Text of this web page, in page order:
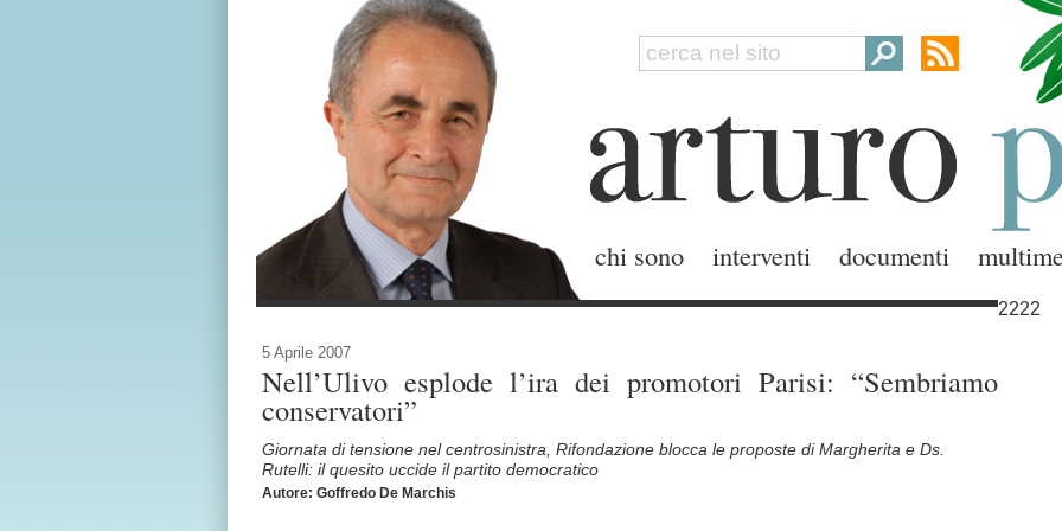
chi sono interventi documenti
2222
5 Aprile 2007
Nell’Ulivo esplode l’ira dei promotori Parisi: “Sembriamo
conservatori”
Giornata di tensione nel centrosinistra, Rifondazione blocca le proposte di Margherita e Ds.
Rutelli: il quesito uccide il partito democratico
Autore: Goffredo De Marchis